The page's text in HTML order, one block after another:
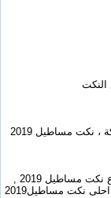
النكت
نكت مساطيل 2019 ، اجمل نكت مساطيل 2019 مضحكة ، نكت مساطيل 2019
نكت مساطيل 2019 , اجمل نكت مساطيل 2019 , اروع نكت مساطيل 2019 ,
اجدد نكت مساطيل 2019 , احدث نكت مساطيل 2019 , احلى نكت مساطيل2019